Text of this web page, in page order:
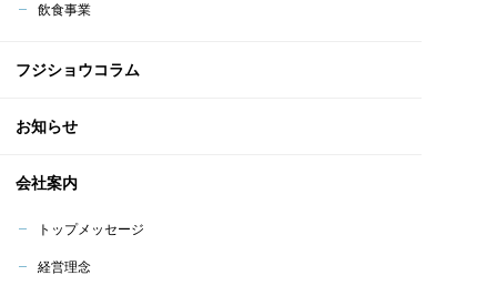
飲食事業
フジショウコラム
お知らせ
会社案内
トップメッセージ
経営理念